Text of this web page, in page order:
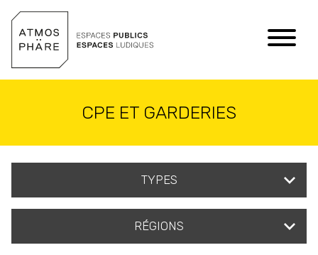
CPE ET GARDERIES
TYPES
RÉGIONS